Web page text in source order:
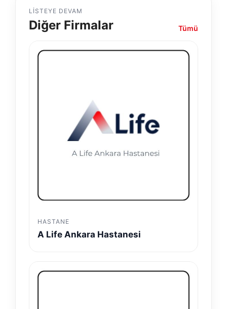
LISTEYE DEVAM
Diğer Firmalar Tümü
HASTANE
A Life Ankara Hastanesi